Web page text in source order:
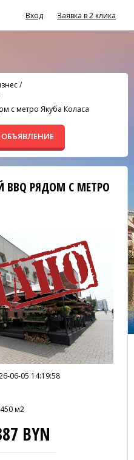
Вход Заявка в 2 клика
/
с метро Якуба Коласа
BBQ РЯДОМ С МЕТРО
06-05 14:19:58
450 м2
BYN